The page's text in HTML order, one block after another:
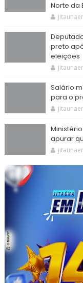
Norte da
preto
eleições
Salário
para o
apurar